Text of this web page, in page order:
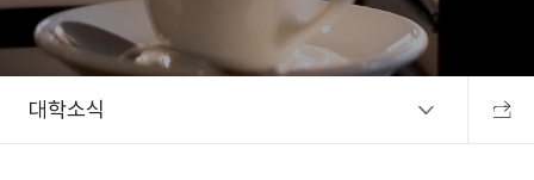
대학소식 공유하